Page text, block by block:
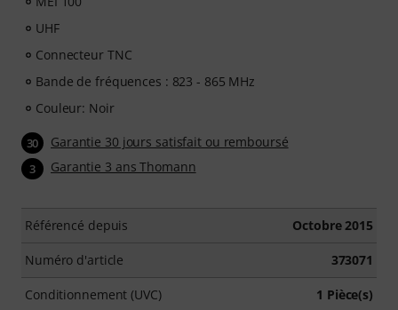
UHF
Connecteur TNC
Bande de fréquences : 823 - 865 MHz
Couleur: Noir
30 Garantie 30 jours satisfait ou remboursé
3 Garantie 3 ans Thomann
Référencé depuis Octobre 2015
Numéro d'article 373071
Conditionnement (UVC) 1 Pièce(s)